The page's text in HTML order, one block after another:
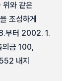
위와 같은
조성하게
부터 2002. 1.
의금 100,
내지